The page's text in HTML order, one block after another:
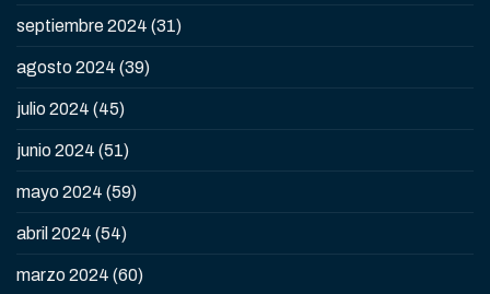
septiembre 2024 (31)
agosto 2024 (39)
julio 2024 (45)
junio 2024 (51)
mayo 2024 (59)
abril 2024 (54)
marzo 2024 (60)